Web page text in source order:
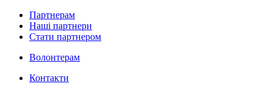
Партнерам
Наші партнери
Стати партнером
Волонтерам
Контакти